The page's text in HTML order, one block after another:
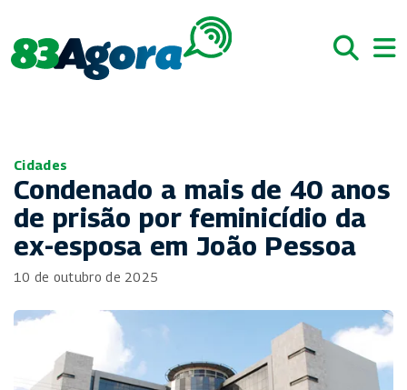
Cidades
Condenado a mais de 40 anos
de prisão por feminicídio da
ex-esposa em João Pessoa
10 de outubro de 2025